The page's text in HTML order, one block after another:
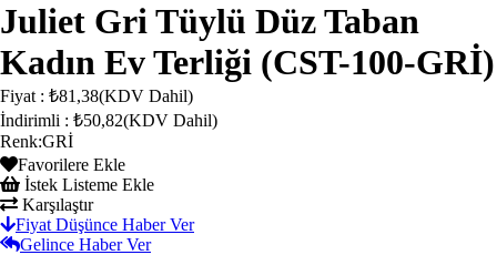
Juliet Gri Tüylü Düz Taban
Kadın Ev Terliği (CST-100-GRİ)
Fiyat : ₺81,38(KDV Dahil)
İndirimli : ₺50,82(KDV Dahil)
Renk:GRİ
Favorilere Ekle
İstek Listeme Ekle
Karşılaştır
Fiyat Düşünce Haber Ver
Gelince Haber Ver